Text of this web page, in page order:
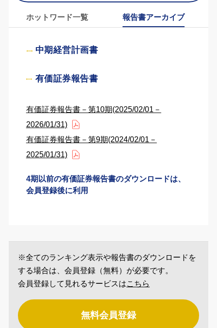
ホットワード一覧 報告書アーカイブ
中期経営計画書
有価証券報告書
有価証券報告書－第10期(2025/02/01－
2026/01/31)
有価証券報告書－第9期(2024/02/01－
2025/01/31)
4期以前の有価証券報告書のダウンロードは、
会員登録後に利用
※全てのランキング表示や報告書のダウンロードを
する場合は、会員登録（無料）が必要です。
会員登録して見れるサービスはこちら
無料会員登録